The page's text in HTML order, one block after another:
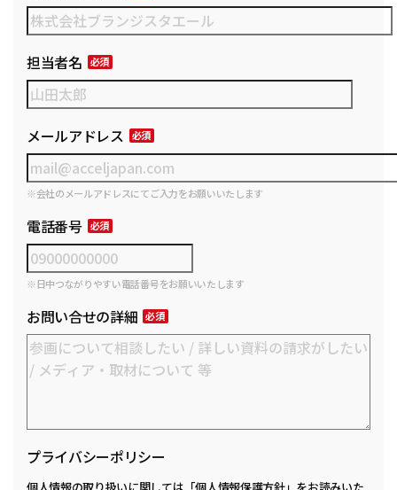
担当者名
メールアドレス
※会社のメールアドレスにてご入力をお願いいたします
電話番号
※日中つながりやすい電話番号をお願いいたします
お問い合せの詳細
プライバシーポリシー